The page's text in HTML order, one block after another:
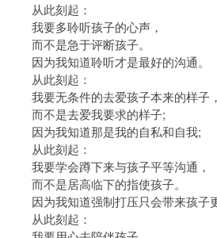
从此刻起：
我要多聆听孩子的心声，
而不是急于评断孩子。
因为我知道聆听才是最好的沟通。
从此刻起：
我要无条件的去爱孩子本来的样子，
而不是去爱我要求的样子;
因为我知道那是我的自私和自我;
从此刻起：
我要学会蹲下来与孩子平等沟通，
而不是居高临下的指使孩子。
因为我知道强制打压只会带来孩子
从此刻起：